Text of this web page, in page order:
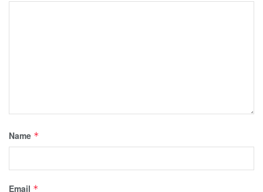
Name *
Email *